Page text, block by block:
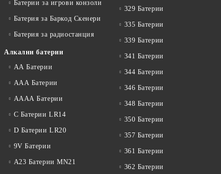
Батерии за игрови конзоли
Батерия за Баркод Скенери
Батерия за радиостанция
Алкални батерии
АА Батерии
ААА Батерии
АААА Батерии
C Батерии LR14
D Батерии LR20
9V Батерии
A23 Батерии MN21
329 Батерии
335 Батерии
339 Батерии
341 Батерии
344 Батерии
346 Батерии
348 Батерии
350 Батерии
357 Батерии
361 Батерии
362 Батерии